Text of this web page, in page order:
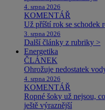
4. srpna 2026
KOMENTÁŘ
Už příští rok se schodek
3. srpna 2026
Další články z rubriky >
Energetika
ČLÁNEK
Ohrožuje nedostatek
4. srpna 2026
KOMENTÁŘ
Ropné šoky už nejsou,
ještě výraznější